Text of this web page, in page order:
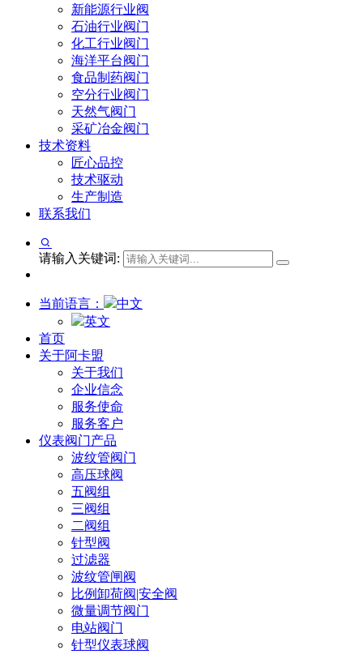
新能源行业阀
石油行业阀门
化工行业阀门
海洋平台阀门
食品制药阀门
空分行业阀门
天然气阀门
采矿冶金阀门
技术资料
匠心品控
技术驱动
生产制造
联系我们
请输入关键词:
当前语言：
中文
英文
首页
关于阿卡盟
关于我们
企业信念
服务使命
服务客户
仪表阀门产品
波纹管阀门
高压球阀
五阀组
三阀组
二阀组
针型阀
过滤器
波纹管闸阀
比例卸荷阀|安全阀
微量调节阀门
电站阀门
针型仪表球阀